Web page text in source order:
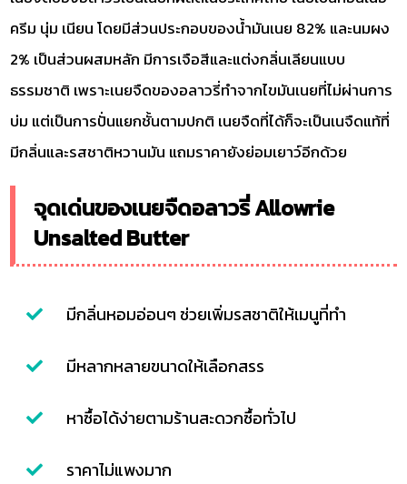
ครีม นุ่ม เนียน โดยมีส่วนประกอบของน้ำมันเนย 82% และนมผง
2% เป็นส่วนผสมหลัก มีการเจือสีและแต่งกลิ่นเลียนแบบ
ธรรมชาติ เพราะเนยจืดของอลาวรี่ทำจากไขมันเนยที่ไม่ผ่านการ
บ่ม แต่เป็นการปั่นแยกชั้นตามปกติ เนยจืดที่ได้ก็จะเป็นเนจืดแท้ที่
มีกลิ่นและรสชาติหวานมัน แถมราคายังย่อมเยาว์อีกด้วย
จุดเด่นของเนยจืดอลาวรี่ Allowrie
Unsalted Butter
มีกลิ่นหอมอ่อนๆ ช่วยเพิ่มรสชาติให้เมนูที่ทำ
มีหลากหลายขนาดให้เลือกสรร
หาซื้อได้ง่ายตามร้านสะดวกซื้อทั่วไป
ราคาไม่แพงมาก